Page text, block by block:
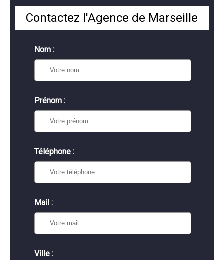
Contactez l'Agence de Marseille
Nom :
Prénom :
Téléphone :
Mail :
Ville :